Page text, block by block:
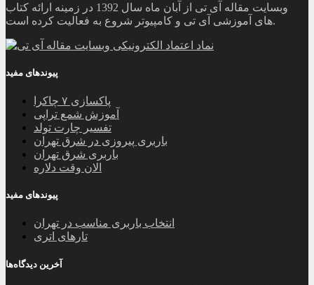
وبسایت مقاله آی تی از آبان ماه سال 1392 در زمینه ارائه کتاب
های آموزشی آی تی و کامپیوتر شروع به فعالیت کرده است.
پیوندهای مفید
پاکسازی ۷ چاکرا
آموزش شمع تراپی
تفسیر چارت تولد
باربری پیروزی در شرق تهران
باربری شرق تهران
الان وقت دلاره
پیوندهای مفید
انتخاب باربری مناسب در تهران
تارهای اتری
آخرین دیدگاه‌ها